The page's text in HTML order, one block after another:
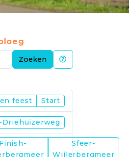
Zoeken
feest Start
Finish-
Sfeer-
Wijlerbergmeer